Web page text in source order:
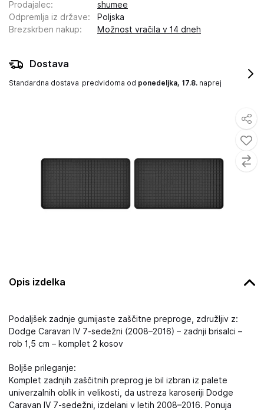
Opis izdelka
Podaljšek zadnje gumijaste zaščitne preproge, združljiv z:
Dodge Caravan IV 7-sedežni (2008–2016) – zadnji brisalci –
rob 1,5 cm – komplet 2 kosov
Boljše prileganje:
Komplet zadnjih zaščitnih preprog je bil izbran iz palete
univerzalnih oblik in velikosti, da ustreza karoseriji Dodge
Caravan IV 7-sedežni, izdelani v letih 2008–2016. Ponuja
Prodajalec:
shumee
Odpremlja iz države:
Poljska
Brezskrben nakup: Možnost vračila v 14 dneh
Dostava
Standardna dostava predvidoma od ponedeljka, 17.8. naprej